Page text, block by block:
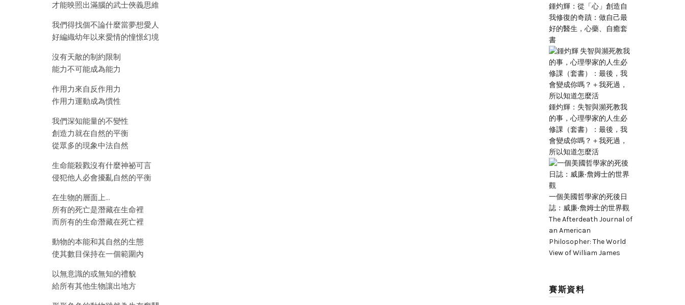
才能映照出滿腦的武士俠義思維
我們得找個不論什麼當夢想愛人
好編織幼年以來愛情的憧憬幻境
沒有天敵的制約限制
能力不可能成為能力
作用力來自反作用力
作用力運動成為慣性
我們深知能量的不變性
創造力就在自然的平衡
從眾多的現象中法自然
生命能殺戮沒有什麼神祕可言
侵犯他人必會擾亂自然的平衡
在生物的層面上…
所有的死亡是潛藏在生命裡
而所有的生命潛藏在死亡裡
動物的本能和其自然的生態
使其數目保持在一個範圍內
以無意識的或無知的禮貌
給所有其他生物讓出地方
鍾灼輝：從「心」創造自
我修復的奇蹟：做自己最
好的醫生，心藥、自癒套
書
鍾灼輝：失智與瀕死教我
的事，心理學家的人生必
修課（套書）：最後，我
會變成你嗎？＋我死過，
所以知道怎麼活
一個美國哲學家的死後日
誌：威廉‧詹姆士的世界觀
The Afterdeath Journal of
an American
Philosopher: The World
View of William James
賽斯資料